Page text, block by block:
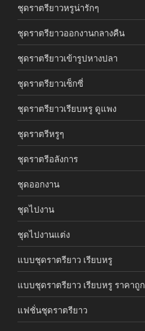
ชุดราตรียาวหรูน่ารักๆ
ชุดราตรียาวออกงานกลางคืน
ชุดราตรียาวเข้ารูปหางปลา
ชุดราตรียาวเซ็กซี่
ชุดราตรียาวเรียบหรู ดูแพง
ชุดราตรีหรูๆ
ชุดราตรีอลังการ
ชุดออกงาน
ชุดไปงาน
ชุดไปงานแต่ง
แบบชุดราตรียาว เรียบหรู
แบบชุดราตรียาว เรียบหรู ราคาถูก
แฟชั่นชุดราตรียาว